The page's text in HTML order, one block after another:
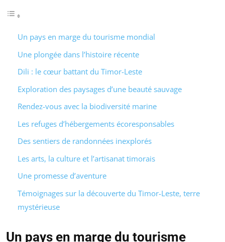
Un pays en marge du tourisme mondial
Une plongée dans l’histoire récente
Dili : le cœur battant du Timor-Leste
Exploration des paysages d’une beauté sauvage
Rendez-vous avec la biodiversité marine
Les refuges d’hébergements écoresponsables
Des sentiers de randonnées inexplorés
Les arts, la culture et l’artisanat timorais
Une promesse d’aventure
Témoignages sur la découverte du Timor-Leste, terre
mystérieuse
Un pays en marge du tourisme